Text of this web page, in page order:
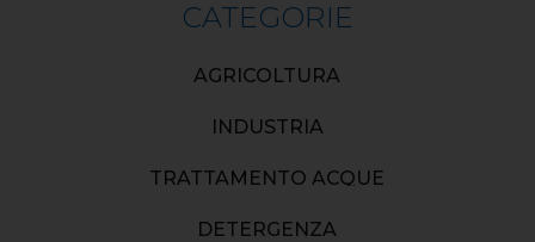
CATEGORIE
AGRICOLTURA
INDUSTRIA
TRATTAMENTO ACQUE
DETERGENZA